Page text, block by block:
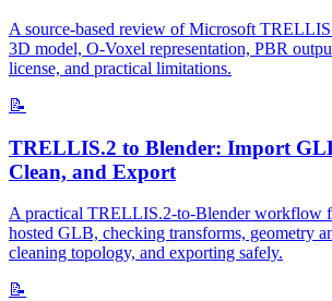
A source-based review of Microsoft
3D model, O-Voxel representation, PBR
license, and practical limitations.
📝
TRELLIS.2 to Blender: Import
Clean, and Export
A practical TRELLIS.2-to-Blender workflow
hosted GLB, checking transforms, geometry
cleaning topology, and exporting safely.
📝